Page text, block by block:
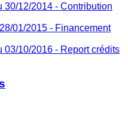
30/12/2014 - Contribution
01/2015 - Financement
03/10/2016 - Report crédits